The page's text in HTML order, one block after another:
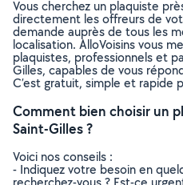
Vous cherchez un plaquiste
directement les offreurs de
demande auprès de tous les
localisation. AlloVoisins vous
plaquistes, professionnels et
Gilles, capables de vous
C’est gratuit, simple et rapide
Comment bien choisir un
Saint-Gilles ?
Voici nos conseils :
- Indiquez votre besoin en